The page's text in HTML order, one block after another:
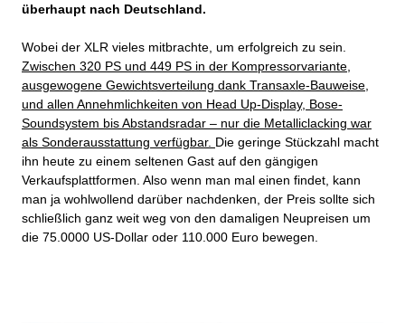
überhaupt nach Deutschland.
Wobei der XLR vieles mitbrachte, um erfolgreich zu sein.
Zwischen 320 PS und 449 PS in der Kompressorvariante,
ausgewogene Gewichtsverteilung dank Transaxle-Bauweise,
und allen Annehmlichkeiten von Head Up-Display, Bose-
Soundsystem bis Abstandsradar – nur die Metalliclacking war
als Sonderausstattung verfügbar. Die geringe Stückzahl macht
ihn heute zu einem seltenen Gast auf den gängigen
Verkaufsplattformen. Also wenn man mal einen findet, kann
man ja wohlwollend darüber nachdenken, der Preis sollte sich
schließlich ganz weit weg von den damaligen Neupreisen um
die 75.0000 US-Dollar oder 110.000 Euro bewegen.